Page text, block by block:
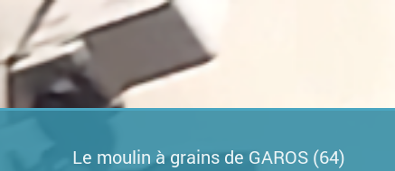
Le moulin à grains de GAROS (64)